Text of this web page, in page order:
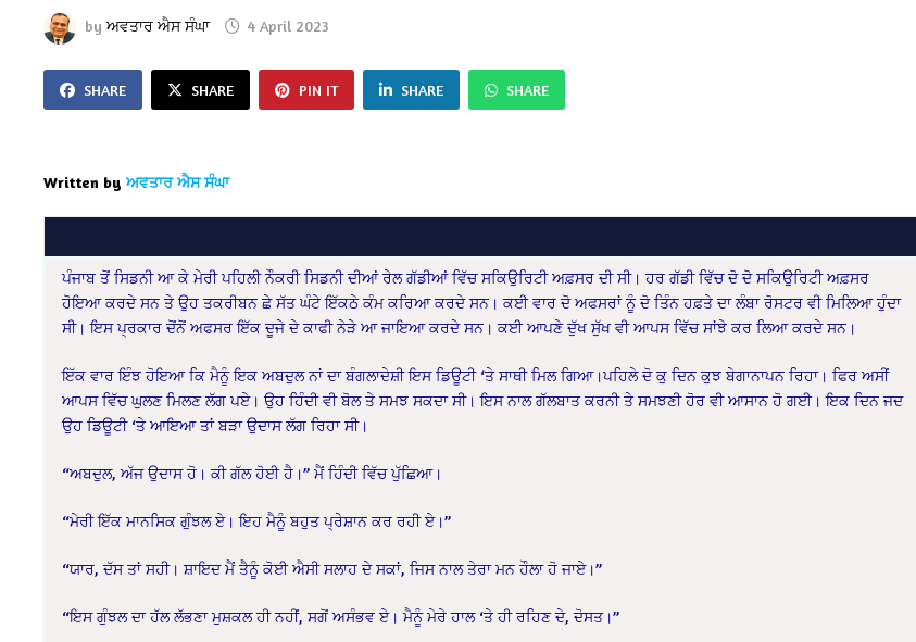
byਅਵਤਾਰ ਐਸ ਸੰਘਾ 4 April 2023
SHARE SHARE PIN IT SHARE SHARE
Written by ਅਵਤਾਰ ਐਸ ਸੰਘਾ
ਪੰਜਾਬ ਤੋਂ ਸਿਡਨੀ ਆ ਕੇ ਮੇਰੀ ਪਹਿਲੀ ਨੌਕਰੀ ਸਿਡਨੀ ਦੀਆਂ ਰੇਲ ਗੱਡੀਆਂ ਵਿੱਚ ਸਕਿਉਰਿਟੀ ਅਫ਼ਸਰ ਦੀ ਸੀ। ਹਰ ਗੱਡੀ ਵਿੱਚ ਦੋ ਦੋ ਸਕਿਉਰਿਟੀ ਅਫ਼ਸਰ
ਹੋਇਆ ਕਰਦੇ ਸਨ ਤੇ ਉਹ ਤਕਰੀਬਨ ਛੇ ਸੱਤ ਘੰਟੇ ਇੱਕਠੇ ਕੰਮ ਕਰਿਆ ਕਰਦੇ ਸਨ। ਕਈ ਵਾਰ ਦੋ ਅਫਸਰਾਂ ਨੂੰ ਦੋ ਤਿੰਨ ਹਫ਼ਤੇ ਦਾ ਲੰਬਾ ਰੋਸਟਰ ਵੀ ਮਿਲਿਆ ਹੁੰਦਾ
ਸੀ। ਇਸ ਪ੍ਰਕਾਰ ਦੋਂਨੋਂ ਅਫਸਰ ਇੱਕ ਦੂਜੇ ਦੇ ਕਾਫੀ ਨੇੜੇ ਆ ਜਾਇਆ ਕਰਦੇ ਸਨ। ਕਈ ਆਪਣੇ ਦੁੱਖ ਸੁੱਖ ਵੀ ਆਪਸ ਵਿੱਚ ਸਾਂਝੇ ਕਰ ਲਿਆ ਕਰਦੇ ਸਨ।
ਇੱਕ ਵਾਰ ਇੰਝ ਹੋਇਆ ਕਿ ਮੈਨੂੰ ਇਕ ਅਬਦੁਲ ਨਾਂ ਦਾ ਬੰਗਲਾਦੇਸ਼ੀ ਇਸ ਡਿਊਟੀ ‘ਤੇ ਸਾਥੀ ਮਿਲ ਗਿਆ।ਪਹਿਲੇ ਦੋ ਕੁ ਦਿਨ ਕੁਝ ਬੇਗਾਨਾਪਨ ਰਿਹਾ। ਫਿਰ ਅਸੀਂ
ਆਪਸ ਵਿੱਚ ਘੁਲਣ ਮਿਲਣ ਲੱਗ ਪਏ। ਉਹ ਹਿੰਦੀ ਵੀ ਬੋਲ ਤੇ ਸਮਝ ਸਕਦਾ ਸੀ। ਇਸ ਨਾਲ ਗੱਲਬਾਤ ਕਰਨੀ ਤੇ ਸਮਝਣੀ ਹੋਰ ਵੀ ਆਸਾਨ ਹੋ ਗਈ। ਇਕ ਦਿਨ ਜਦ
ਉਹ ਡਿਊਟੀ ‘ਤੇ ਆਇਆ ਤਾਂ ਬੜਾ ਉਦਾਸ ਲੱਗ ਰਿਹਾ ਸੀ।
“ਅਬਦੁਲ, ਅੱਜ ਉਦਾਸ ਹੋ। ਕੀ ਗੱਲ ਹੋਈ ਹੈ।” ਮੈਂ ਹਿੰਦੀ ਵਿੱਚ ਪੁੱਛਿਆ।
“ਮੇਰੀ ਇੱਕ ਮਾਨਸਿਕ ਗੁੰਝਲ ਏ। ਇਹ ਮੈਨੂੰ ਬਹੁਤ ਪ੍ਰੇਸ਼ਾਨ ਕਰ ਰਹੀ ਏ।”
“ਯਾਰ, ਦੱਸ ਤਾਂ ਸਹੀ। ਸ਼ਾਇਦ ਮੈਂ ਤੈਨੂੰ ਕੋਈ ਐਸੀ ਸਲਾਹ ਦੇ ਸਕਾਂ, ਜਿਸ ਨਾਲ ਤੇਰਾ ਮਨ ਹੌਲਾ ਹੋ ਜਾਏ।”
“ਇਸ ਗੁੰਝਲ ਦਾ ਹੱਲ ਲੱਭਣਾ ਮੁਸ਼ਕਲ ਹੀ ਨਹੀਂ, ਸਗੋਂ ਅਸੰਭਵ ਏ। ਮੈਨੂੰ ਮੇਰੇ ਹਾਲ ‘ਤੇ ਹੀ ਰਹਿਣ ਦੇ, ਦੋਸਤ।”